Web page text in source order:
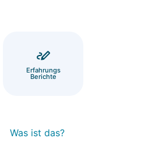
Erfahrungs
Berichte
Was ist das?